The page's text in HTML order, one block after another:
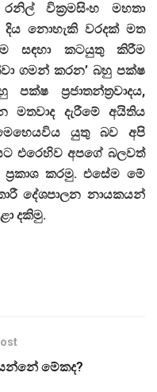
වික්‍රමසිංහ මහතා
දිය නොහැකි වරදක් මත
සඳහා කටයුතු කිරීම
ගමන් කරන’ බහු පක්ෂ
ප්‍රජාතන්ත්‍රවාදය,
මතවාද දැරීමේ අයිතිය
මෙහෙයවිය යුතු බව අපි
එරෙහිව අපගේ බලවත්
කරමු. එසේම මේ
දේශපාලන නායකයන්
දකිමු.
මේකද?